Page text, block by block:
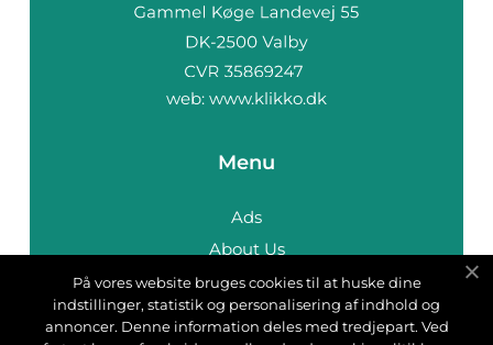
web: www.klikko.dk
Menu
Ads
About Us
Cookies
Contact
På vores website bruges cookies til at huske dine
indstillinger, statistik og personalisering af indhold og
annoncer. Denne information deles med tredjepart. Ved